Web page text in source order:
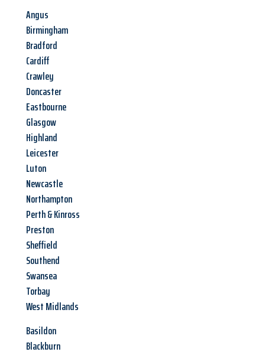
Angus
Birmingham
Bradford
Cardiff
Crawley
Doncaster
Eastbourne
Glasgow
Highland
Leicester
Luton
Newcastle
Northampton
Perth & Kinross
Preston
Sheffield
Southend
Swansea
Torbay
West Midlands
Basildon
Blackburn